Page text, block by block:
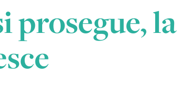
prosegue, la